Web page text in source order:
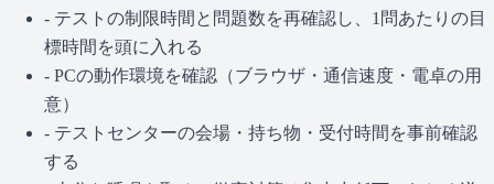
- テストの制限時間と問題数を再確認し、1問あたりの目
標時間を頭に入れる
- PCの動作環境を確認（ブラウザ・通信速度・電卓の用
意）
- テストセンターの会場・持ち物・受付時間を事前確認
する